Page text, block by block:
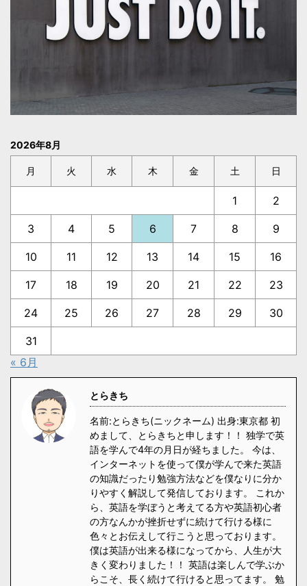
2026年8月
月 火 水 木 金 土 日
1 2
3 4 5 6 7 8 9
10 11 12 13 14 15 16
17 18 19 20 21 22 23
24 25 26 27 28 29 30
31
« 6月
とらきち
名前:とらきち(ニックネーム) 出身:東京都 初
めまして、とらきちと申します！！ 独学で英
語を学んで4年の月日が経ちました。 今は、
インターネットを使って僕が学んで来た英語
の知識だったり勉強方法などを僕なりに分か
りやすく解説して発信しております。 これか
ら、英語を学ぼうと考えてる方や英語初心者
の方なんかが挫折せずに続けて行ける様に
色々とお伝えして行こうと思っております。
僕は英語が出来る様になってから、人生が大
きく変わりました！！ 英語は楽しんで学ぶか
らこそ、長く続けて行けると思ってます。 勉